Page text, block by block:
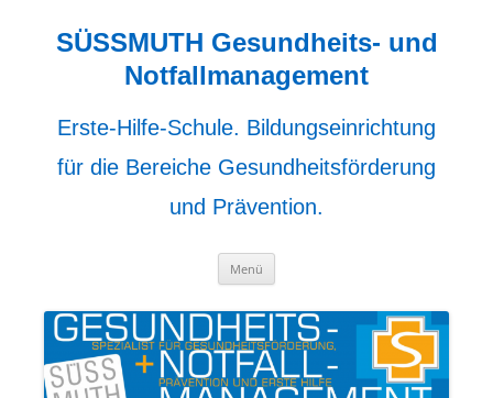
springenSÜSSMUTH Gesundheits- und
Notfallmanagement
Erste-Hilfe-Schule. Bildungseinrichtung
für die Bereiche Gesundheitsförderung
und Prävention.
Menü